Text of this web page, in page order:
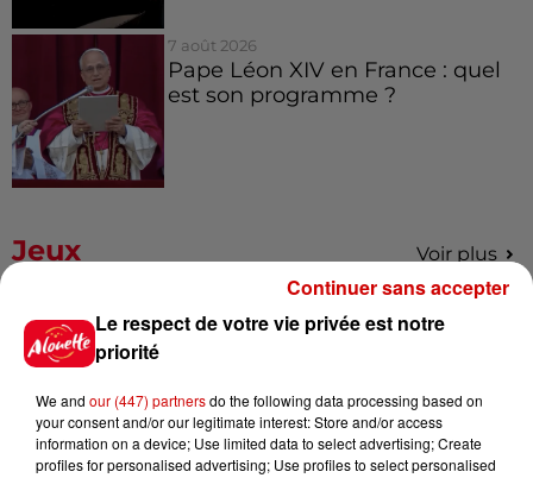
7 août 2026
Pape Léon XIV en France : quel
est son programme ?
Jeux Voir plus
Gagnez vos places pour le
festival Marché Gourmand 2026
Le respect de votre vie privée est notre
priorité
We and our (447) partnersdo the following data processing based on
your consent and/or our legitimate interest: Store and/or access
information on a device; Use limited data to select advertising; Create
profiles for personalised advertising; Use profiles to select personalised
Continuer sans accepter